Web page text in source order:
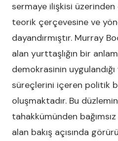
sermaye ilişkisi
teorik çerçevesine ve
dayandırmıştır. Murray
alan yurttaşlığın bir
demokrasinin
süreçlerini içeren politik
oluşmaktadır. Bu
tahakkümünden
alan bakış açısında